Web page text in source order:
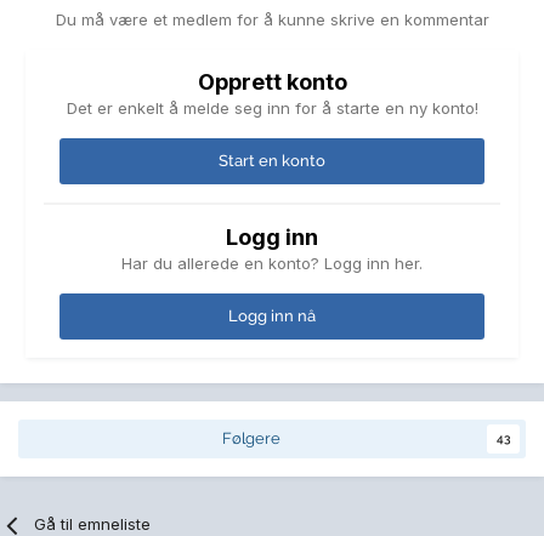
Du må være et medlem for å kunne skrive en kommentar
Opprett konto
Det er enkelt å melde seg inn for å starte en ny konto!
Start en konto
Logg inn
Har du allerede en konto? Logg inn her.
Logg inn nå
Følgere 43
Gå til emneliste